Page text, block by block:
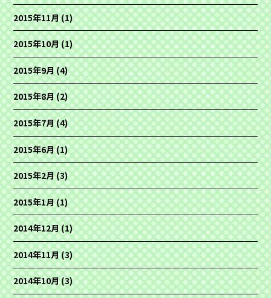
2015年11月(1)
2015年10月(1)
2015年9月(4)
2015年8月(2)
2015年7月(4)
2015年6月(1)
2015年2月(3)
2015年1月(1)
2014年12月(1)
2014年11月(3)
2014年10月(3)